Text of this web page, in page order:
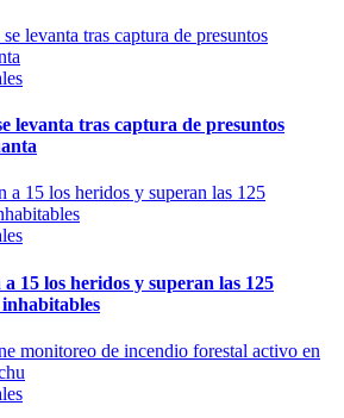
levanta tras captura de presuntos
15 los heridos y superan las 125